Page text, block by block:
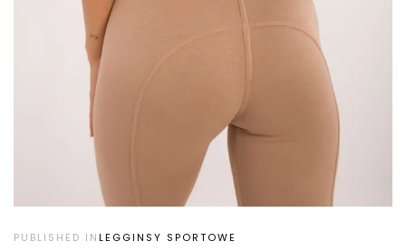
PUBLISHED INLEGGINSY SPORTOWE